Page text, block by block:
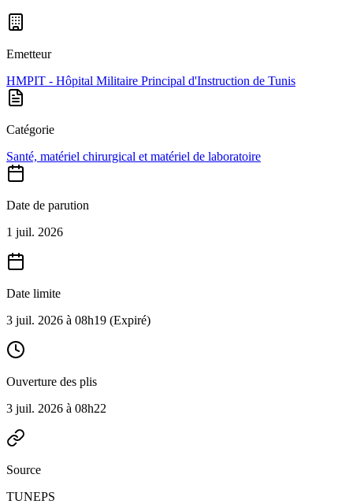
Emetteur
HMPIT - Hôpital Militaire Principal d'Instruction de Tunis
Catégorie
Santé, matériel chirurgical et matériel de laboratoire
Date de parution
1 juil. 2026
Date limite
3 juil. 2026 à 08h19 (Expiré)
Ouverture des plis
3 juil. 2026 à 08h22
Source
TUNEPS